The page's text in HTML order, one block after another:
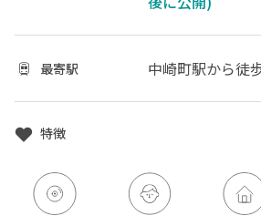
最寄駅 中崎町駅から徒
特徴